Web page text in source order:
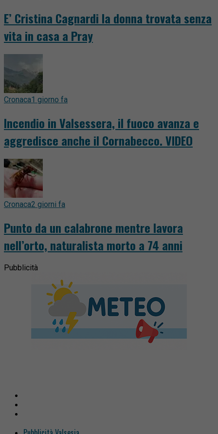
E’ Cristina Cagnardi la donna trovata senza
vita in casa a Pray
Cronaca1 giorno fa
Incendio in Valsessera, il fuoco avanza e
aggredisce anche il Cornabecco. VIDEO
Cronaca2 giorni fa
Punto da un calabrone mentre lavora
nell’orto, naturalista morto a 74 anni
Pubblicità